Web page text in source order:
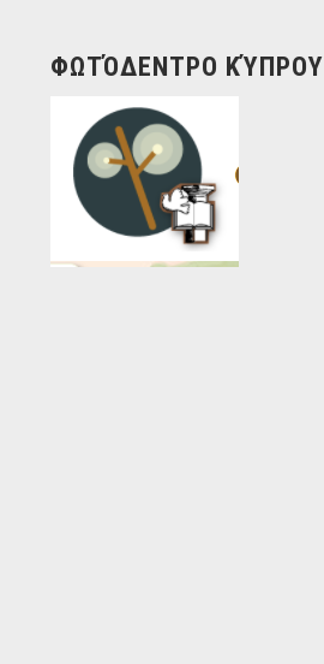
ΦΩΤΌΔΕΝΤΡΟ ΚΎΠΡΟΥ